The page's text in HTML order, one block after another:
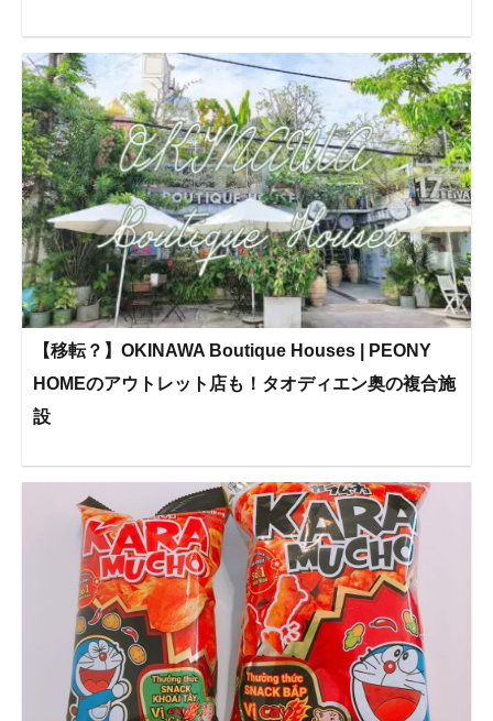
【移転？】OKINAWA Boutique Houses | PEONY
HOMEのアウトレット店も！タオディエン奥の複合施
設